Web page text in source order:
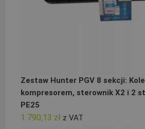
Zestaw Hunter PGV 8 sekcji:
kompresorem, sterownik X2 i 2
PE25
1 790,13 zł z VAT